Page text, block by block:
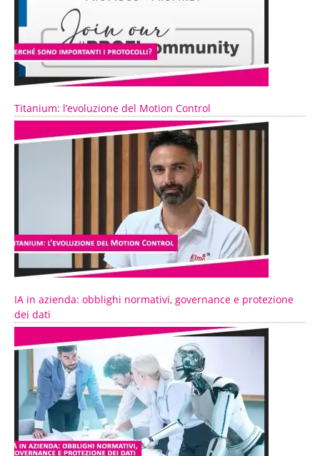
Titanium: l’evoluzione del Motion Control
IA in azienda: obblighi normativi, governance e protezione
dei dati